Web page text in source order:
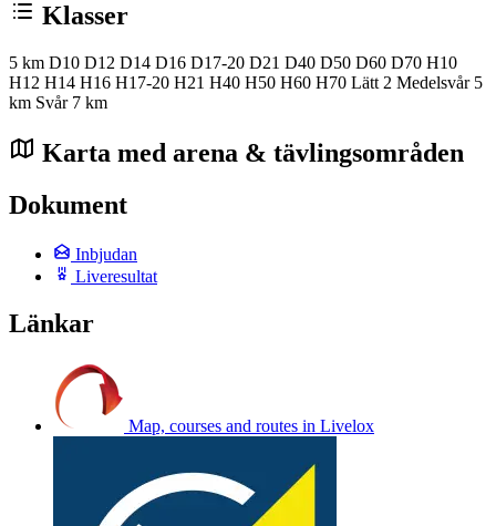
Klasser
5 km D10 D12 D14 D16 D17-20 D21 D40 D50 D60 D70 H10
H12 H14 H16 H17-20 H21 H40 H50 H60 H70 Lätt 2 Medelsvår 5
km Svår 7 km
Karta med arena & tävlingsområden
Dokument
Inbjudan
Liveresultat
Länkar
Map, courses and routes in Livelox